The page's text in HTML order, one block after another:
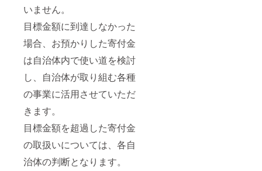
いません。
目標金額に到達しなかった
場合、お預かりした寄付金
は自治体内で使い道を検討
し、自治体が取り組む各種
の事業に活用させていただ
きます。
目標金額を超過した寄付金
の取扱いについては、各自
治体の判断となります。